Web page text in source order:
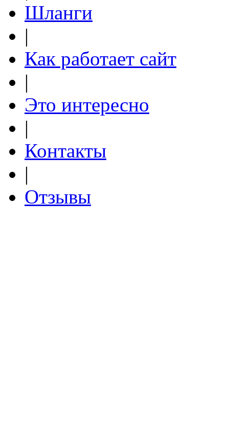
Шланги
|
Как работает сайт
|
Это интересно
|
Контакты
|
Отзывы